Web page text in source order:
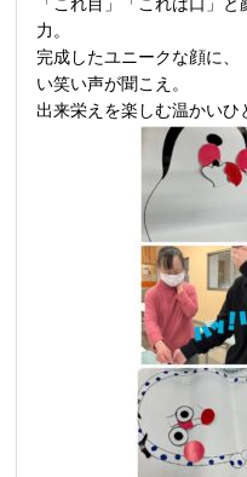
力。
完成したユニークな顔に、
い笑い声が聞こえ。
出来栄えを楽しむ温かいひ